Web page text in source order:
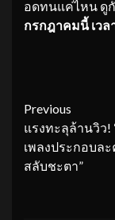
อดทนแค่ไหน ดู
กรกฎาคมนี้ เวล
Continue
Reading
Previous
แรงทะลุล้านวิว!
เพลงประกอบล
สลับชะตา”